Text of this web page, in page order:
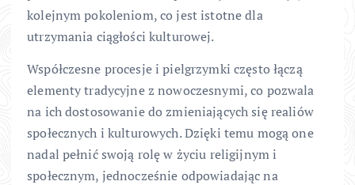
kolejnym pokoleniom, co jest istotne dla
utrzymania ciągłości kulturowej.
Współczesne procesje i pielgrzymki często łączą
elementy tradycyjne z nowoczesnymi, co pozwala
na ich dostosowanie do zmieniających się realiów
społecznych i kulturowych. Dzięki temu mogą one
nadal pełnić swoją rolę w życiu religijnym i
społecznym, jednocześnie odpowiadając na